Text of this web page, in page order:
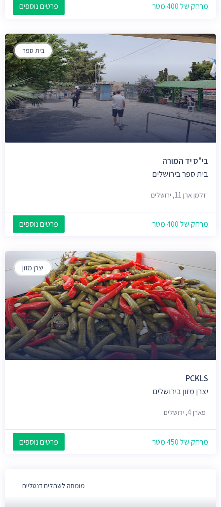
מרחק של 400 מטר פרטים נוספים
בית ספר
בי"ס יד המורה
בית ספר בירושלים
זלמן ארן 11, ירושלים
מרחק של 400 מטר פרטים נוספים
יצרן מזון
PCKLS
יצרן מזון בירושלים
פארן 4, ירושלים
מרחק של 450 מטר פרטים נוספים
מומחה לשתלים דנטליים